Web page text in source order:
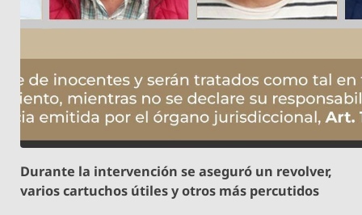
Durante la intervención se aseguró un revolver,
varios cartuchos útiles y otros más percutidos